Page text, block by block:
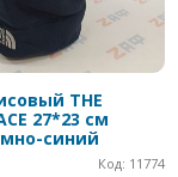
THE
27*23 см
синий
Код: 11774